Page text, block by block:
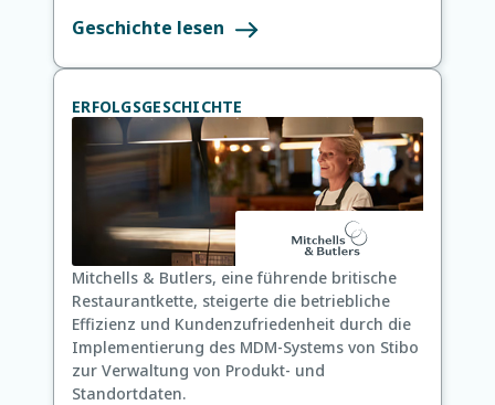
Geschichte lesen
ERFOLGSGESCHICHTE
Mitchells & Butlers, eine führende britische
Restaurantkette, steigerte die betriebliche
Effizienz und Kundenzufriedenheit durch die
Implementierung des MDM-Systems von Stibo
zur Verwaltung von Produkt- und
Standortdaten.